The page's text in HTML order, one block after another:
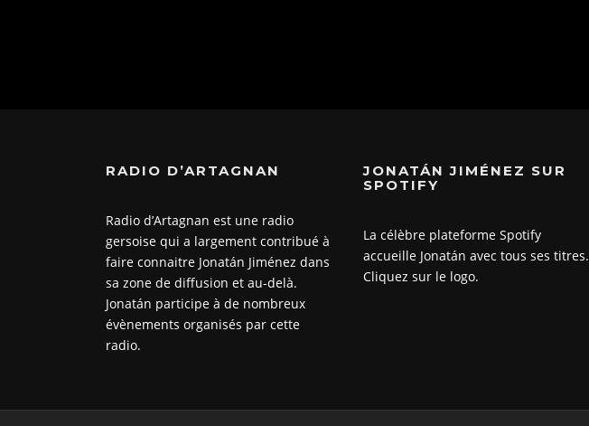
RADIO D’ARTAGNAN
Radio d’Artagnan est une radio
gersoise qui a largement contribué à
faire connaitre Jonatán Jiménez dans
sa zone de diffusion et au-delà.
Jonatán participe à de nombreux
évènements organisés par cette
radio.
JONATÁN JIMÉNEZ SUR
SPOTIFY
La célèbre plateforme Spotify
accueille Jonatán avec tous ses titres.
Cliquez sur le logo.